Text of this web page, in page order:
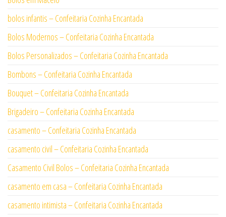
bolos infantis – Confeitaria Cozinha Encantada
Bolos Modernos – Confeitaria Cozinha Encantada
Bolos Personalizados – Confeitaria Cozinha Encantada
Bombons – Confeitaria Cozinha Encantada
Bouquet – Confeitaria Cozinha Encantada
Brigadeiro – Confeitaria Cozinha Encantada
casamento – Confeitaria Cozinha Encantada
casamento civil – Confeitaria Cozinha Encantada
Casamento Civil Bolos – Confeitaria Cozinha Encantada
casamento em casa – Confeitaria Cozinha Encantada
casamento intimista – Confeitaria Cozinha Encantada